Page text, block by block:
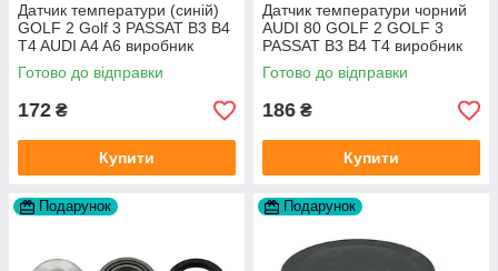
Датчик температури (синій)
GOLF 2 Golf 3 PASSAT B3 B4
T4 AUDI A4 A6 виробник
Topran Німеччина
Готово до відправки
172 ₴
Купити
Датчик температури чорний
AUDI 80 GOLF 2 GOLF 3
PASSAT B3 B4 T4 виробник
TOPRAN Німеччина
Готово до відправки
186 ₴
Купити
Подарунок Подарунок